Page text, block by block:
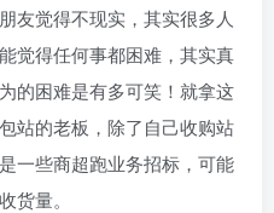
友觉得不现实，其实很多人
觉得任何事都困难，其实真
的困难是有多可笑！就拿这
站的老板，除了自己收购站
一些商超跑业务招标，可能
货量。